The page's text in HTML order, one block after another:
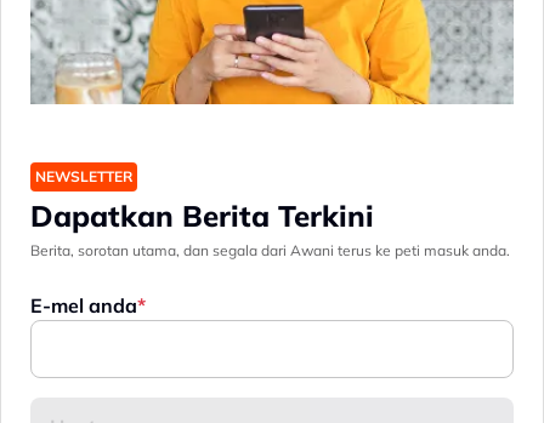
NEWSLETTER
Dapatkan Berita Terkini
Berita, sorotan utama, dan segala dari Awani terus ke peti masuk anda.
E-mel anda